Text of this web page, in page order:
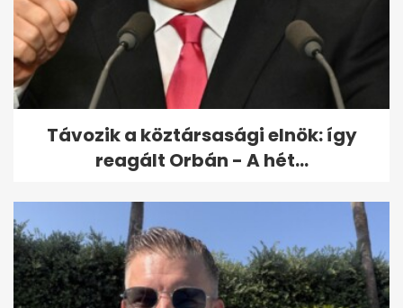
Holtan találtak rá Pindroch
Csaba sógorára
Távozik a köztársasági elnök: így
reagált Orbán - A hét...